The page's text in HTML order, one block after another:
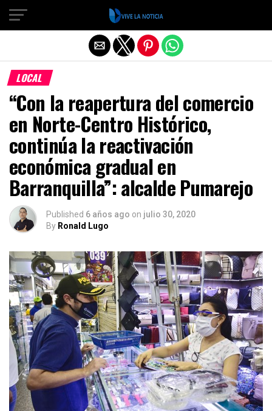
LOCAL
“Con la reapertura del comercio
en Norte-Centro Histórico,
continúa la reactivación
económica gradual en
Barranquilla”: alcalde Pumarejo
Published 6 años ago on julio 30, 2020
By Ronald Lugo
Salir de la versión móvil